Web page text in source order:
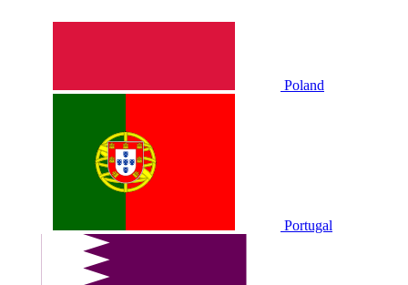
Poland
Portugal